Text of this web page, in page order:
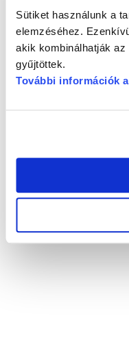
Sütiket használunk a
elemzéséhez.
akik kombinálhatják
gyűjtöttek.
További információk